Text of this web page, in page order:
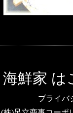
海鮮家 は
プライバ